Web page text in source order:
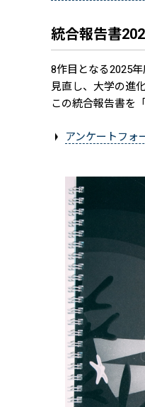
統合報告書
8作目となる2025
見直し、大学の進
この統合報告書を
アンケートフォ